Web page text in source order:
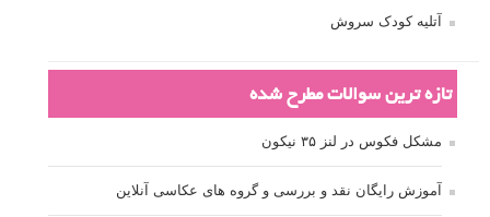
آتلیه کودک سروش
تازه ترین سوالات مطرح شده
مشکل فکوس در لنز ۳۵ نیکون
آموزش رایگان نقد و بررسی و گروه های عکاسی آنلاین